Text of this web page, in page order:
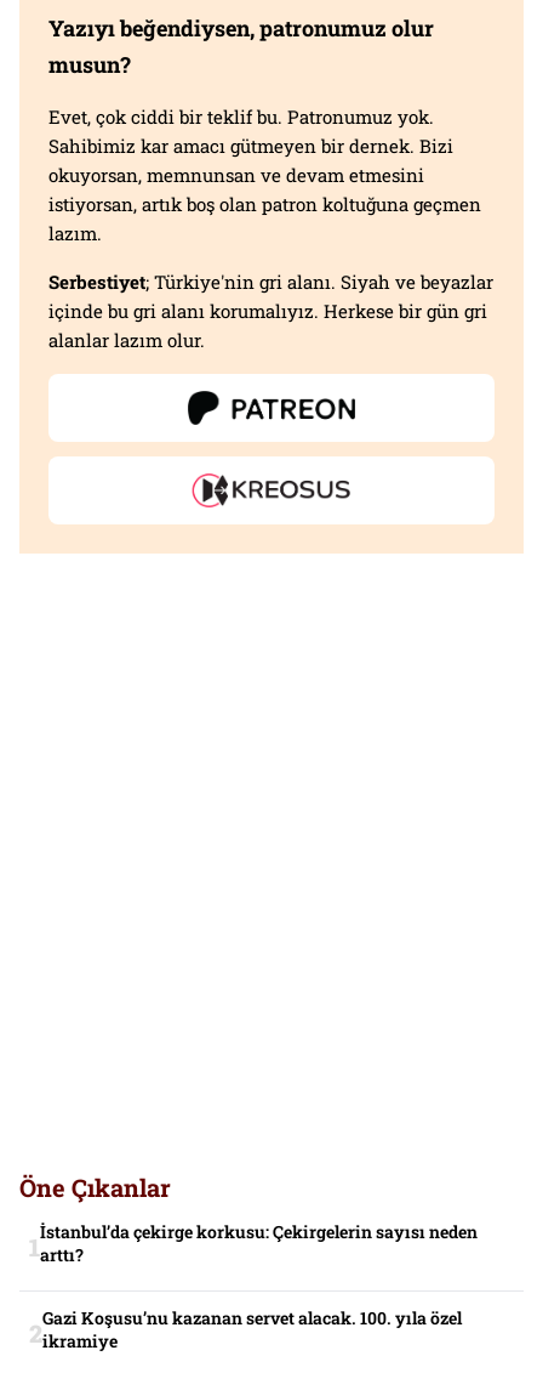
Yazıyı beğendiysen, patronumuz olur
musun?
Evet, çok ciddi bir teklif bu. Patronumuz yok.
Sahibimiz kar amacı gütmeyen bir dernek. Bizi
okuyorsan, memnunsan ve devam etmesini
istiyorsan, artık boş olan patron koltuğuna geçmen
lazım.
Serbestiyet; Türkiye'nin gri alanı. Siyah ve beyazlar
içinde bu gri alanı korumalıyız. Herkese bir gün gri
alanlar lazım olur.
Öne Çıkanlar
İstanbul’da çekirge korkusu: Çekirgelerin sayısı neden
arttı?
Gazi Koşusu’nu kazanan servet alacak. 100. yıla özel
ikramiye